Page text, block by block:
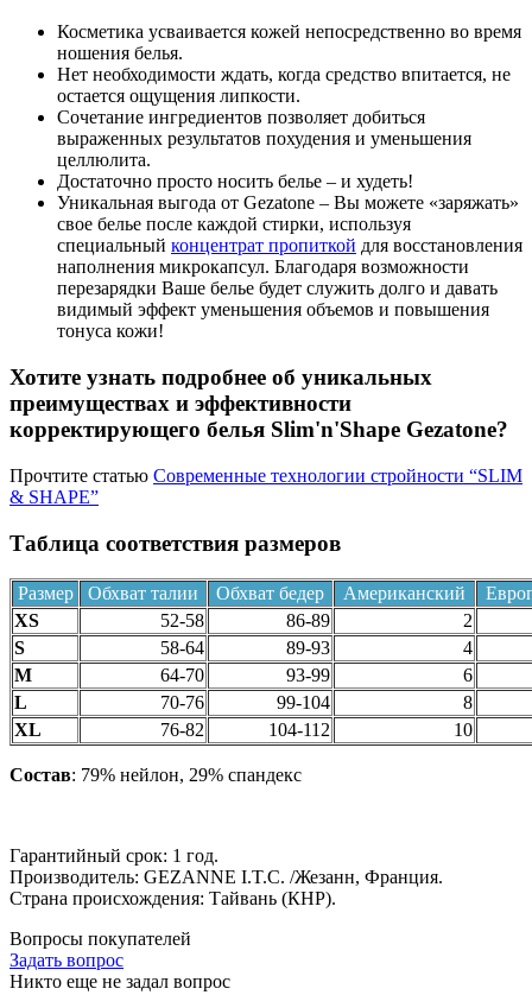
Косметика усваивается кожей непосредственно во время
ношения белья.
Нет необходимости ждать, когда средство впитается, не
остается ощущения липкости.
Сочетание ингредиентов позволяет добиться
выраженных результатов похудения и уменьшения
целлюлита.
Достаточно просто носить белье – и худеть!
Уникальная выгода от Gezatone – Вы можете «заряжать»
свое белье после каждой стирки, используя
специальный концентрат пропиткой для восстановления
наполнения микрокапсул. Благодаря возможности
перезарядки Ваше белье будет служить долго и давать
видимый эффект уменьшения объемов и повышения
тонуса кожи!
Хотите узнать подробнее об уникальных
преимуществах и эффективности
корректирующего белья Slim'n'Shape Gezatone?
Прочтите статью Современные технологии стройности “SLIM
& SHAPE”
Таблица соответствия размеров
Размер Обхват талии Обхват бедер Американский
XS
52-58 86-89
2
S
58-64 89-93
4
M
64-70 93-99
6
L
70-76 99-104
8
XL
76-82 104-112 10
Состав: 79% нейлон, 29% спандекс
Гарантийный срок: 1 год.
Производитель: GEZANNE I.T.C. /Жезанн, Франция.
Страна происхождения: Тайвань (КНР).
Вопросы покупателей
Задать вопрос
Никто еще не задал вопрос